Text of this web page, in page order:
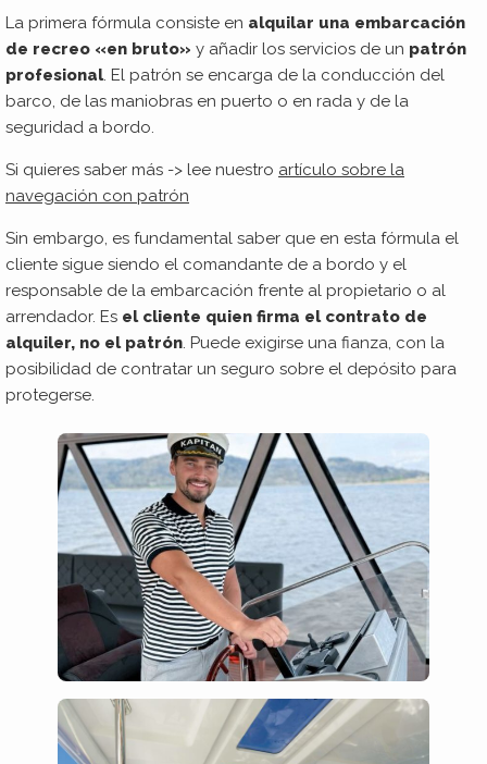
La primera fórmula consiste en alquilar una embarcación
de recreo «en bruto» y añadir los servicios de un patrón
profesional. El patrón se encarga de la conducción del
barco, de las maniobras en puerto o en rada y de la
seguridad a bordo.
Si quieres saber más -> lee nuestro artículo sobre la
navegación con patrón
Sin embargo, es fundamental saber que en esta fórmula el
cliente sigue siendo el comandante de a bordo y el
responsable de la embarcación frente al propietario o al
arrendador. Es el cliente quien firma el contrato de
alquiler, no el patrón . Puede exigirse una fianza, con la
posibilidad de contratar un seguro sobre el depósito para
protegerse.